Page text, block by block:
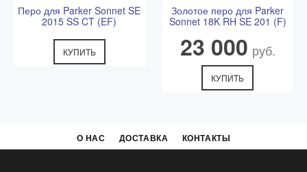
Перо для Parker Sonnet SE
2015 SS CT (EF)
КУПИТЬ
Золотое перо для Parker
Sonnet 18K RH SE 201 (F)
23 000 руб.
КУПИТЬ
О НАС ДОСТАВКА КОНТАКТЫ